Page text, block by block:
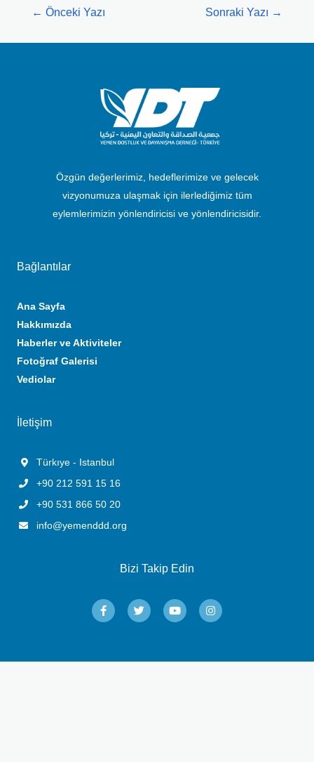
← Önceki Yazı Sonraki Yazı →
Özgün değerlerimiz, hedeflerimize ve gelecek
vizyonumuza ulaşmak için ilerlediğimiz tüm
eylemlerimizin yönlendiricisi ve yönlendiricisidir.
Bağlantılar
Ana Sayfa
Hakkımızda
Haberler ve Aktiviteler
Fotoğraf Galerisi
Vediolar
İletişim
Türkıye - Istanbul
+90 212 591 15 16
+90 531 866 50 20
info@yemenddd.org
Bizi Takip Edin